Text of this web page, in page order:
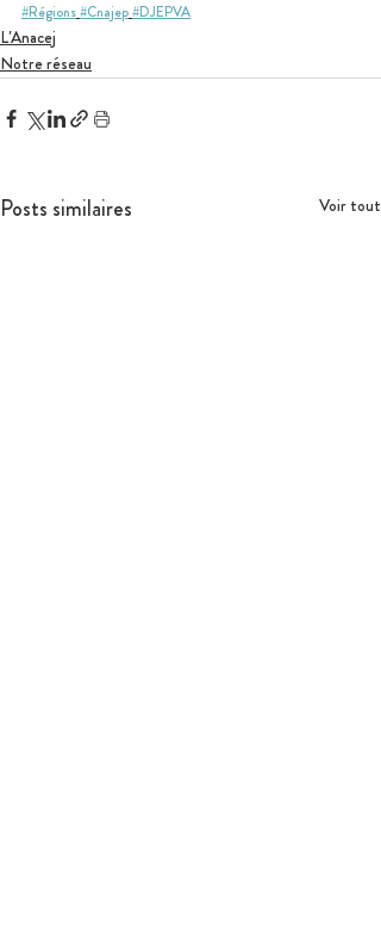
#Régions#Cnajep#DJEPVA
L'Anacej
Notre réseau
Posts similaires Voir tout